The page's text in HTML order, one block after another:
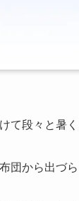
て段々と暑く
団から出づ